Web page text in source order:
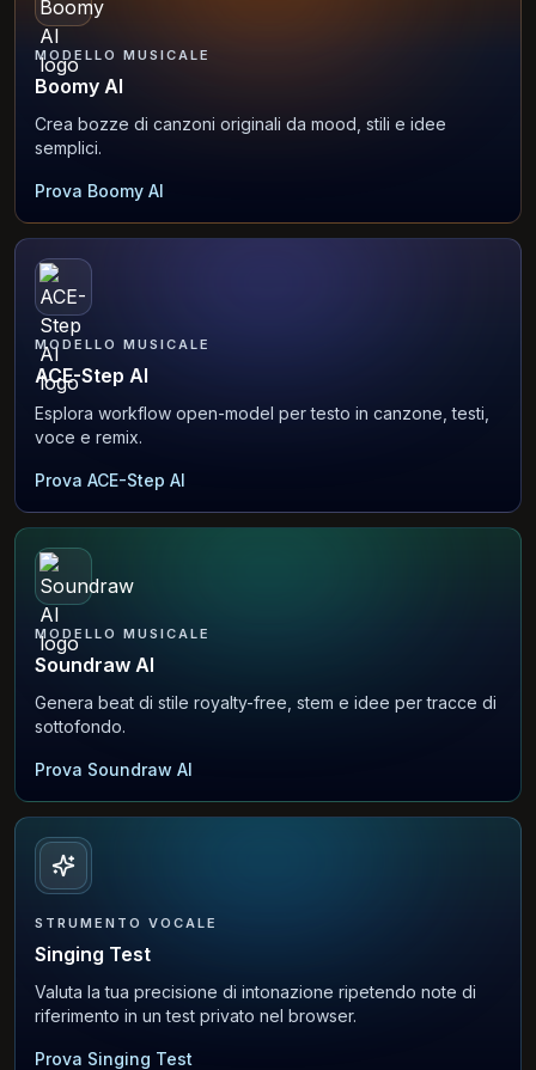
MODELLO MUSICALE
Boomy AI
Crea bozze di canzoni originali da mood, stili e idee
semplici.
Prova Boomy AI
MODELLO MUSICALE
ACE-Step AI
Esplora workflow open-model per testo in canzone, testi,
voce e remix.
Prova ACE-Step AI
MODELLO MUSICALE
Soundraw AI
Genera beat di stile royalty-free, stem e idee per tracce di
sottofondo.
Prova Soundraw AI
STRUMENTO VOCALE
Singing Test
Valuta la tua precisione di intonazione ripetendo note di
riferimento in un test privato nel browser.
Prova Singing Test